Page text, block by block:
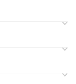
)、15(土)、16(日)
認をお願いいたしま